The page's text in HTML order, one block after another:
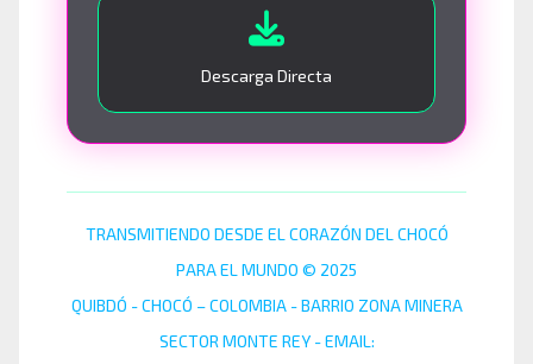
Descarga Directa
TRANSMITIENDO DESDE EL CORAZÓN DEL CHOCÓ
PARA EL MUNDO © 2025
QUIBDÓ - CHOCÓ – COLOMBIA - BARRIO ZONA MINERA
SECTOR MONTE REY - EMAIL: